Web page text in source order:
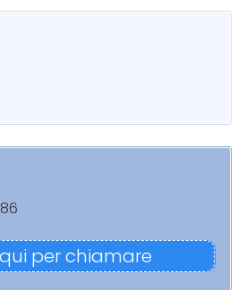
per chiamare